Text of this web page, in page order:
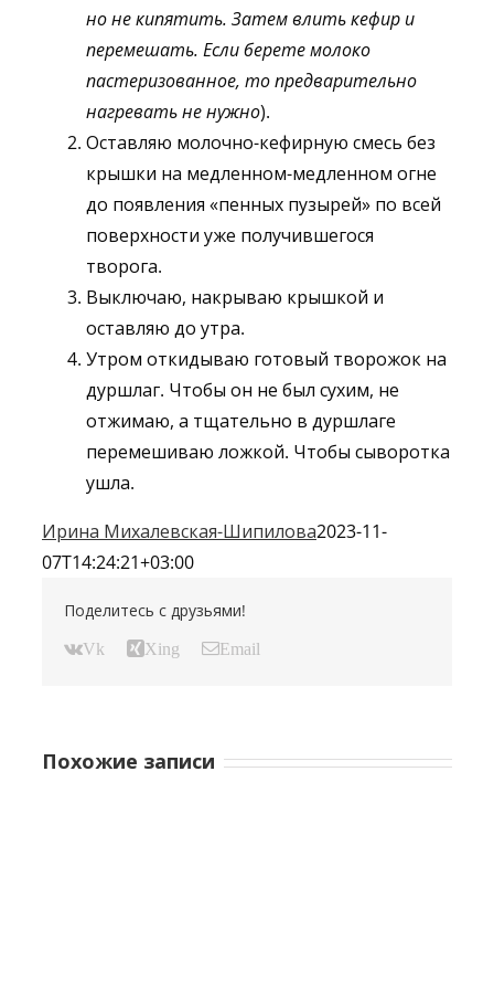
но не кипятить. Затем влить кефир и
перемешать. Если берете молоко
пастеризованное, то предварительно
нагревать не нужно).
Оставляю молочно-кефирную смесь без
крышки на медленном-медленном огне
до появления «пенных пузырей» по всей
поверхности уже получившегося
творога.
Выключаю, накрываю крышкой и
оставляю до утра.
Утром откидываю готовый творожок на
дуршлаг. Чтобы он не был сухим, не
отжимаю, а тщательно в дуршлаге
перемешиваю ложкой. Чтобы сыворотка
ушла.
Ирина Михалевская-Шипилова2023-11-
07T14:24:21+03:00
Поделитесь с друзьями!
Vk Xing Email
Похожие записи